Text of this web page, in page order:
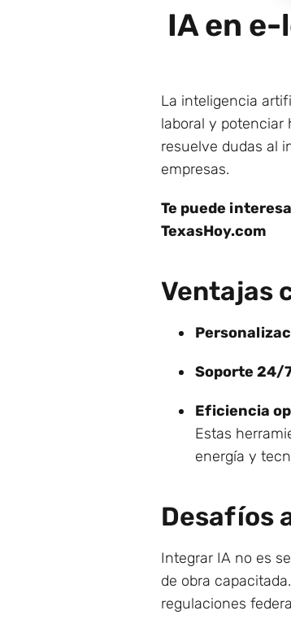
IA en
La inteligencia
laboral y potenciar
resuelve dudas al
empresas.
Te puede
TexasHoy.com
Ventajas
Soporte 24/
Eficiencia
Estas
energía y
Desafíos
Integrar IA no es
de obra
regulaciones